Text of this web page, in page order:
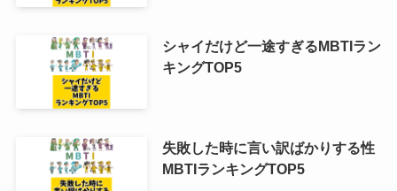
シャイだけど一途すぎるMBTIラン
キングTOP5
失敗した時に言い訳ばかりする性
MBTIランキングTOP5